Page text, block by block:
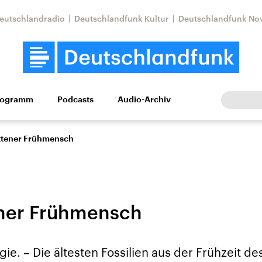
Deutschlandfunk Kultur Deutschlandfunk
Wissen Kultur Europa
Beiträge,
Aktuelle Lage und
Aktuelle Lage und
Podcasts Audio-Archiv
Frühmensch
Frühmensch
– Die ältesten Fossilien aus der Frühzeit